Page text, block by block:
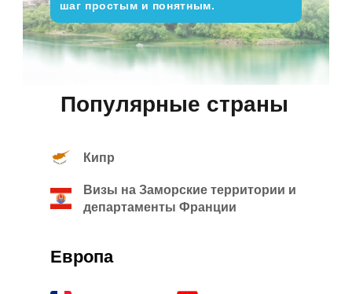
шаг простым и понятным.
Европа
Кипр
Визы на Заморские территории и
департаменты Франции
Популярные страны